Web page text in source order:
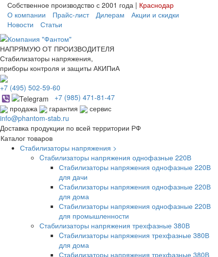
Собственное производство с 2001 года | Краснодар
О компании
Прайс-лист Дилерам
Акции и скидки
Новости
Статьи
НАПРЯМУЮ ОТ ПРОИЗВОДИТЕЛЯ
Стабилизаторы напряжения,
приборы контроля и защиты АКИПиА
+7 (495) 502-59-60
+7 (985) 471-81-47
продажа
гарантия
сервис
info@phantom-stab.ru
Доставка продукции по всей территории РФ
Каталог товаров
Стабилизаторы напряжения >
Cтабилизаторы напряжения однофазные 220В
Стабилизаторы напряжения однофазные 220В
для дачи
Стабилизаторы напряжения однофазные 220В
для дома
Стабилизаторы напряжения однофазные 220В
для промышленности
Стабилизаторы напряжения трехфазные 380В
Cтабилизаторы напряжения трехфазные 380В
для дома
Стабилизаторы напряжения трехфазные 380В